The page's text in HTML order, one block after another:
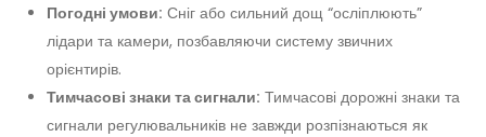
Погодні умови: Сніг або сильний дощ “осліплюють”
лідари та камери, позбавляючи систему звичних
орієнтирів.
Тимчасові знаки та сигнали: Тимчасові дорожні знаки та
сигнали регулювальників не завжди розпізнаються як